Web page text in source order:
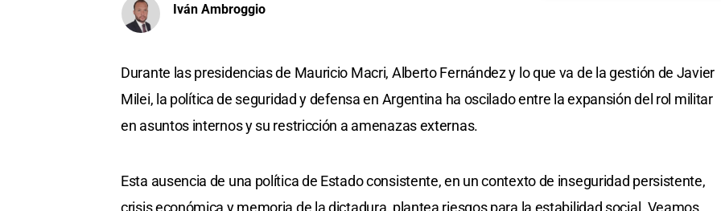
Iván Ambroggio
Durante las presidencias de Mauricio Macri, Alberto Fernández y lo que va de la gestión de Javier
Milei, la política de seguridad y defensa en Argentina ha oscilado entre la expansión del rol militar
en asuntos internos y su restricción a amenazas externas.
Esta ausencia de una política de Estado consistente, en un contexto de inseguridad persistente,